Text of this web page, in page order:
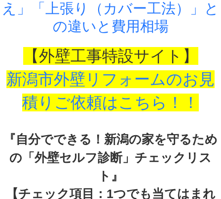
え」「上張り（カバー工法）」と
の違いと費用相場
【外壁工事特設サイト】
新潟市外壁リフォームのお見
積りご依頼はこちら！！
『自分でできる！新潟の家を守るため
の「外壁セルフ診断」チェックリス
ト』
【チェック項目：1つでも当てはまれ